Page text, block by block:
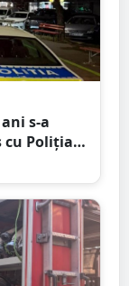
s-a
cu Poliția